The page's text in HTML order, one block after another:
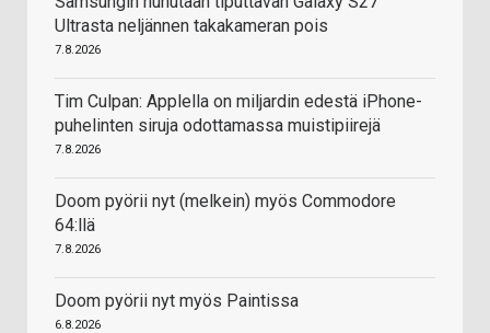
Ultrasta neljännen takakameran pois
7.8.2026
Tim Culpan: Applella on miljardin edestä iPhone-
puhelinten siruja odottamassa muistipiirejä
7.8.2026
Doom pyörii nyt (melkein) myös Commodore
64:llä
7.8.2026
Doom pyörii nyt myös Paintissa
6.8.2026